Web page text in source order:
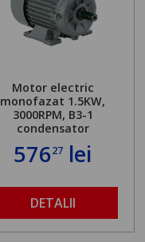
Motor electric
monofazat 1.5KW,
3000RPM, B3-1
condensator
57627 lei
DETALII